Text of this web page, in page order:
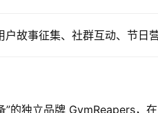
户故事征集、社群互动、节日
”的独立品牌 GymReapers，